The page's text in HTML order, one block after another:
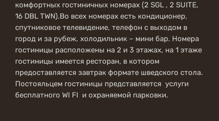
комфортных гостиничных номерах (2 SGL , 2 SUITE,
16 DBL TWN).Во всех номерах есть кондиционер,
спутниковое телевидение, телефон с выходом в
город и за рубеж, холодильник – мини бар. Номера
гостиницы расположены на 2 и 3 этажах, на 1 этаже
гостиницы имеется ресторан, в котором
предоставляется завтрак формате шведского стола.
Постояльцем гостиницы представляется услуги
бесплатного WI FI и охраняемой парковки.